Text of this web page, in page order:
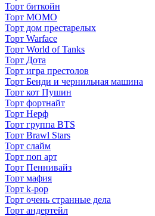
Торт биткойн
Торт МОМО
Торт дом престарелых
Торт Warface
Торт World of Tanks
Торт Дота
Торт игра престолов
Торт Бенди и чернильная машина
Торт кот Пушин
Торт фортнайт
Торт Нерф
Торт группа BTS
Торт Brawl Stars
Торт слайм
Торт поп арт
Торт Пеннивайз
Торт мафия
Торт k-pop
Торт очень странные дела
Торт андертейл